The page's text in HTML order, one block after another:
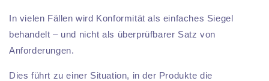
In vielen Fällen wird Konformität als einfaches Siegel
behandelt – und nicht als überprüfbarer Satz von
Anforderungen.
Dies führt zu einer Situation, in der Produkte die